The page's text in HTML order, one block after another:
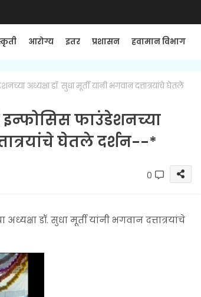
आरोग्य इतर प्रशासन हवामान विभाग
अध्यक्षा डॉ. सुधा मूर्ती यांनी भगवान दत्तात्रयांचे घेतले
इन्फोसिस फाउंडेशनच्या
घेतले दर्शन--*
0
डॉ. सुधा मूर्ती यांनी भगवान दत्तात्रयांचे